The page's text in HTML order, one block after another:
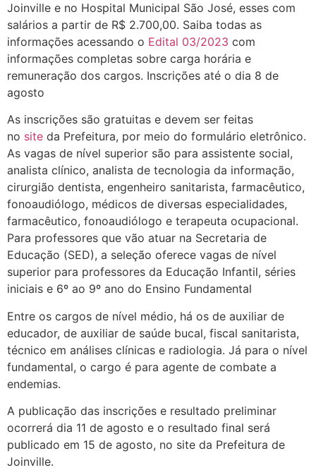
Joinville e no Hospital Municipal São José, esses com
salários a partir de R$ 2.700,00. Saiba todas as
informações acessando o Edital 03/2023 com
informações completas sobre carga horária e
remuneração dos cargos. Inscrições até o dia 8 de
agosto
As inscrições são gratuitas e devem ser feitas
no site da Prefeitura, por meio do formulário eletrônico.
As vagas de nível superior são para assistente social,
analista clínico, analista de tecnologia da informação,
cirurgião dentista, engenheiro sanitarista, farmacêutico,
fonoaudiólogo, médicos de diversas especialidades,
farmacêutico, fonoaudiólogo e terapeuta ocupacional.
Para professores que vão atuar na Secretaria de
Educação (SED), a seleção oferece vagas de nível
superior para professores da Educação Infantil, séries
iniciais e 6º ao 9º ano do Ensino Fundamental
Entre os cargos de nível médio, há os de auxiliar de
educador, de auxiliar de saúde bucal, fiscal sanitarista,
técnico em análises clínicas e radiologia. Já para o nível
fundamental, o cargo é para agente de combate a
endemias.
A publicação das inscrições e resultado preliminar
ocorrerá dia 11 de agosto e o resultado final será
publicado em 15 de agosto, no site da Prefeitura de
Joinville.